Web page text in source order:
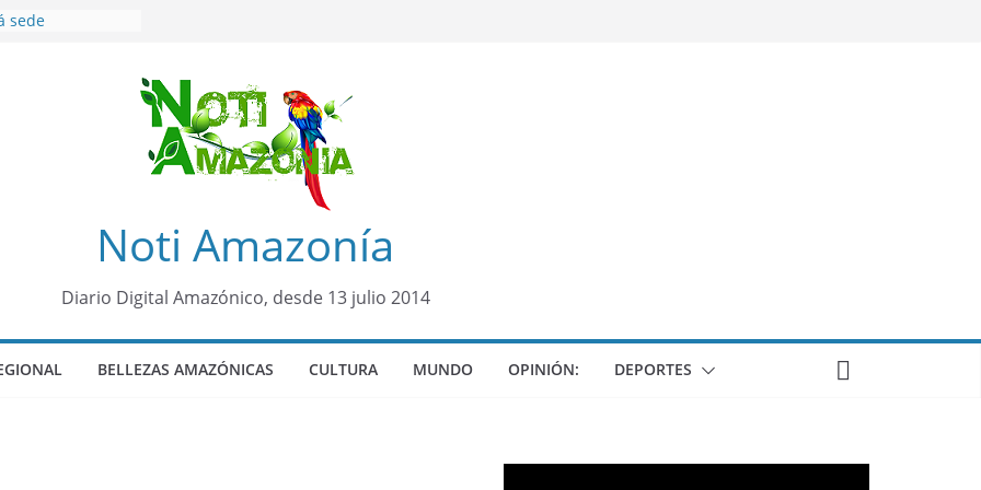
sede
nueva reina por
una alerta
Noti Amazonía
Diario Digital Amazónico, desde 13 julio 2014
BELLEZAS AMAZÓNICAS CULTURA MUNDO OPINIÓN: DEPORTES